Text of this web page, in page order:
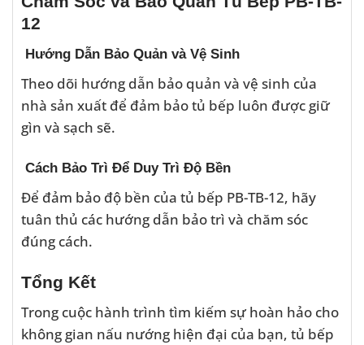
12
Hướng Dẫn Bảo Quản và Vệ Sinh
Theo dõi hướng dẫn bảo quản và vệ sinh của
nhà sản xuất để đảm bảo tủ bếp luôn được giữ
gìn và sạch sẽ.
Cách Bảo Trì Để Duy Trì Độ Bền
Để đảm bảo độ bền của tủ bếp PB-TB-12, hãy
tuân thủ các hướng dẫn bảo trì và chăm sóc
đúng cách.
Tổng Kết
Trong cuộc hành trình tìm kiếm sự hoàn hảo cho
không gian nấu nướng hiện đại của bạn, tủ bếp